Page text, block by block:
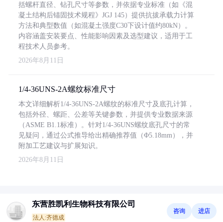
括螺杆直径、钻孔尺寸等参数，并依据专业标准（如《混
凝土结构后锚固技术规程》JGJ 145）提供抗拔承载力计算
方法和典型数值（如混凝土强度C30下设计值约80kN）。
内容涵盖安装要点、性能影响因素及选型建议，适用于工
程技术人员参考。
2026年8月11日
1/4-36UNS-2A螺纹标准尺寸
本文详细解析1/4-36UNS-2A螺纹的标准尺寸及底孔计算，
包括外径、螺距、公差等关键参数，并提供专业数据来源
（ASME B1.1标准）。针对1/4-36UNS螺纹底孔尺寸的常
见疑问，通过公式推导给出精确推荐值（Φ5.18mm），并
附加工艺建议与扩展知识。
2026年8月11日
东营胜凯利生物科技有限公司
法人:齐德成
咨询 进店